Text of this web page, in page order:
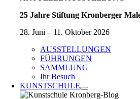
25 Jahre Stiftung Kronberger
28. Juni – 11. Oktober 2026
AUSSTELLUNGEN
FÜHRUNGEN
SAMMLUNG
Ihr Besuch
KUNSTSCHULE